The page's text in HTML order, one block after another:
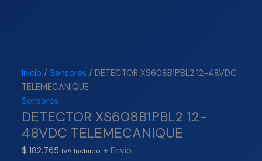
Inicio /Sensores / DETECTOR XS608B1PBL2 12-48VDC
TELEMECANIQUE
Sensores
DETECTOR XS608B1PBL2 12-
48VDC TELEMECANIQUE
$ 182.765 IVA Incluido + Envío